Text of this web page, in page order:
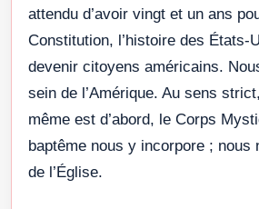
attendu d’avoir vingt et un ans
Constitution, l’histoire des États-
devenir citoyens américains.
sein de l’Amérique. Au sens
même est d’abord, le Corps
baptême nous y incorpore ; nous
de l’Église.